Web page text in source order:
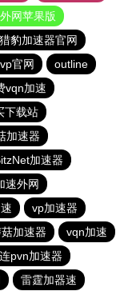
网苹果版
猎豹加速器官网
官网
outline
vqn加速
下载站
加速器
加速器
速外网
vp加速器
加速器
vqn加速
pvn加速器
雷霆加器速